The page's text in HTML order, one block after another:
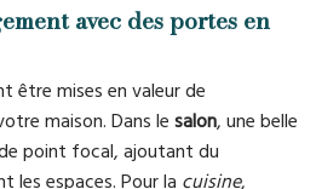
avec des portes en
être mises en valeur de
maison. Dans le salon, une belle
point focal, ajoutant du
les espaces. Pour la cuisine,